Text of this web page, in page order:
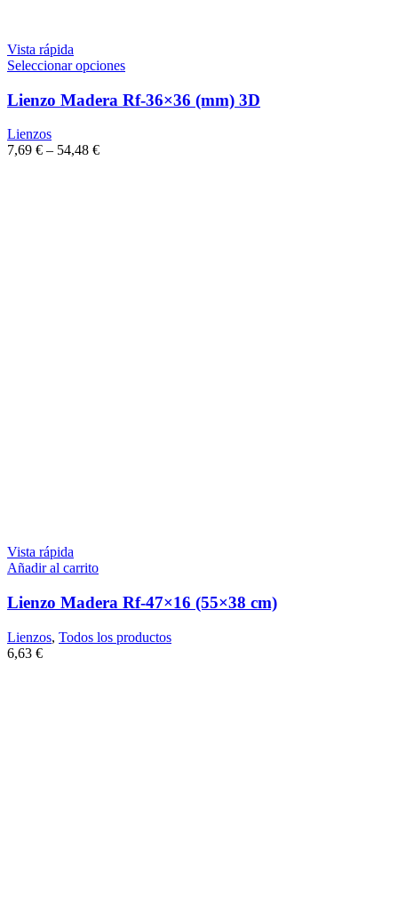
Vista rápida
Seleccionar opciones
Lienzo Madera Rf-36×36 (mm) 3D
Lienzos
7,69 € – 54,48 €
Vista rápida
Añadir al carrito
Lienzo Madera Rf-47×16 (55×38 cm)
Lienzos, Todos los productos
6,63 €